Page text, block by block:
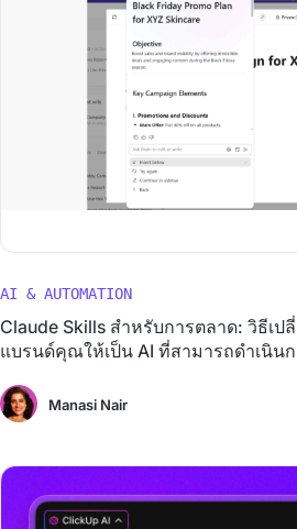
AI & AUTOMATION
Claude Skills สำหรับการตลาด: วิธีเ
แบรนด์คุณให้เป็น AI ที่สามารถดำเนิน
Manasi Nair